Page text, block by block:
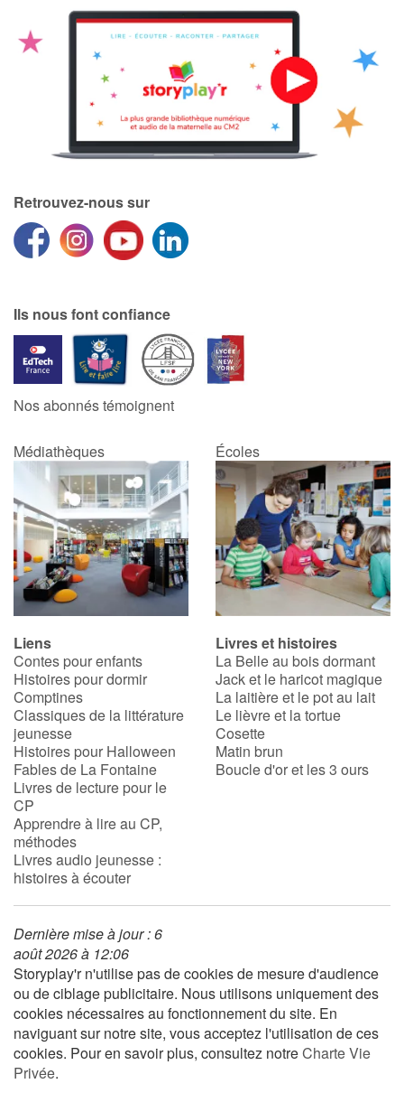
Par thématique
Rencontres et témoignages
Contes d'ici et d'ailleurs
Autour de la lecture
Apprendre à lire
Livre audio
Dyslexie, troubles de la lecture
Nos listes de lecture
Les plus lus
Coups de coeur
Retrouvez-nous sur
Ils nous font confiance
Nos abonnés témoignent
Médiathèques Écoles
Liens
Contes pour enfants
Histoires pour dormir
Comptines
Classiques de la littérature
jeunesse
Histoires pour Halloween
Fables de La Fontaine
Livres de lecture pour le
CP
Apprendre à lire au CP,
méthodes
Livres audio jeunesse :
histoires à écouter
Livres et histoires
La Belle au bois dormant
Jack et le haricot magique
La laitière et le pot au lait
Le lièvre et la tortue
Cosette
Matin brun
Boucle d'or et les 3 ours
Dernière mise à jour : 6
août 2026 à 12:06
Storyplay'r n'utilise pas de cookies de mesure d'audience
ou de ciblage publicitaire. Nous utilisons uniquement des
cookies nécessaires au fonctionnement du site. En
naviguant sur notre site, vous acceptez l'utilisation de ces
cookies. Pour en savoir plus, consultez notreCharte Vie
Privée.